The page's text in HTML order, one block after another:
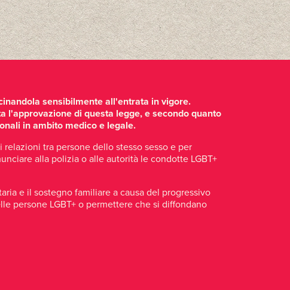
sensibilmente all'entrata in vigore.
l'approvazione di questa legge, e secondo quanto
in ambito medico e legale.
tra persone dello stesso sesso e per
alla polizia o alle autorità le condotte LGBT+
e il sostegno familiare a causa del progressivo
persone LGBT+ o permettere che si diffondano